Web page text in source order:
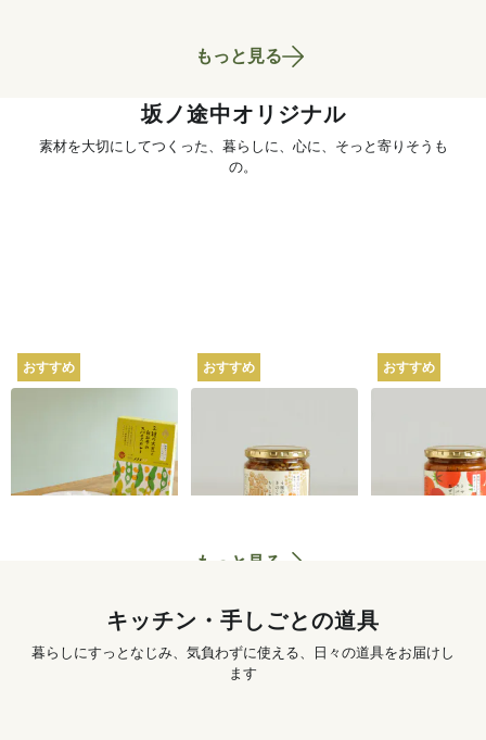
もっと見る
坂ノ途中オリジナル
素材を大切にしてつくった、暮らしに、心に、そっと寄りそうも
の。
おすすめ
坂ノ途中オリジナル
2種の大豆と白みその
スパイスカレー 180g
620円〜
おすすめ
らし寿司 250g
1,250
おすすめ
ぜごはん 250g
もっと見る
キッチン・手しごとの道具
暮らしにすっとなじみ、気負わずに使える、日々の道具をお届けし
ます